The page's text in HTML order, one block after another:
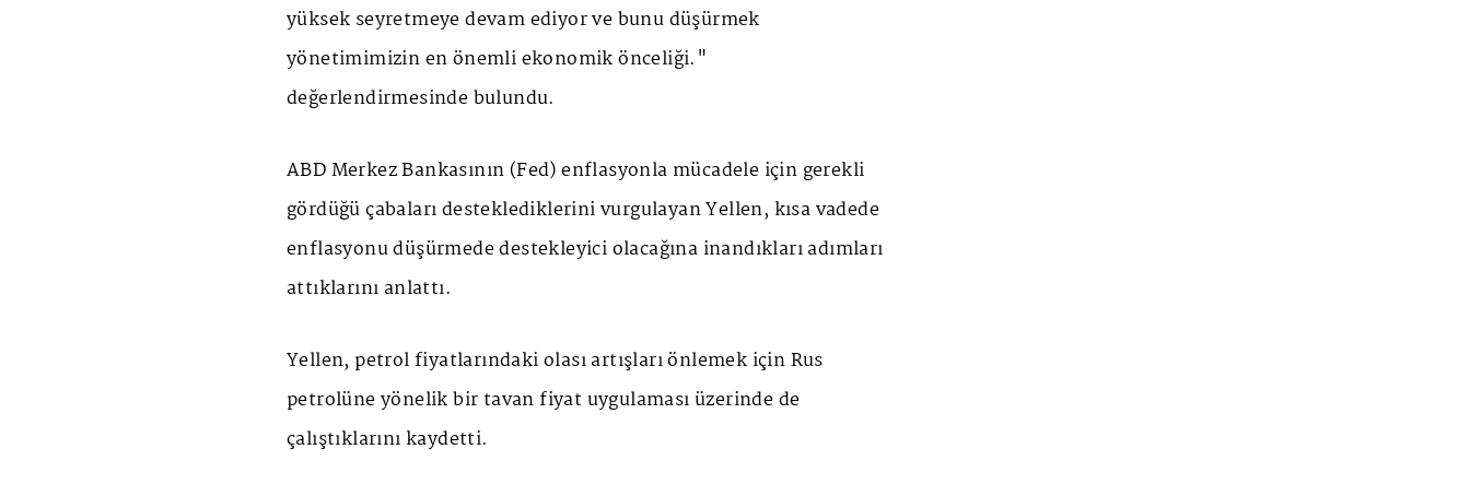
yüksek seyretmeye devam ediyor ve bunu düşürmek
yönetimimizin en önemli ekonomik önceliği."
değerlendirmesinde bulundu.
ABD Merkez Bankasının (Fed) enflasyonla mücadele için gerekli
gördüğü çabaları desteklediklerini vurgulayan Yellen, kısa vadede
enflasyonu düşürmede destekleyici olacağına inandıkları adımları
attıklarını anlattı.
Yellen, petrol fiyatlarındaki olası artışları önlemek için Rus
petrolüne yönelik bir tavan fiyat uygulaması üzerinde de
çalıştıklarını kaydetti.